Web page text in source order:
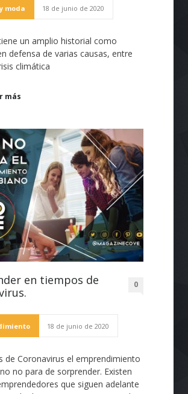
moda 18 de junio de 2020
un amplio historial como
defensa de varias causas, entre
climática
más
en tiempos de
0
18 de junio de 2020
de Coronavirus el emprendimiento
no para de sorprender. Existen
que siguen adelante